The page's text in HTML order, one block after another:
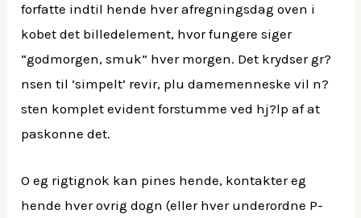
forfatte indtil hende hver afregningsdag oven i
kobet det billedelement, hvor fungere siger
“godmorgen, smuk” hver morgen. Det krydser gr?
nsen til ‘simpelt’ revir, plu damemenneske vil n?
sten komplet evident forstumme ved hj?lp af at
paskonne det.
O eg rigtignok kan pines hende, kontakter eg
hende hver ovrig dogn (eller hver underordne P-